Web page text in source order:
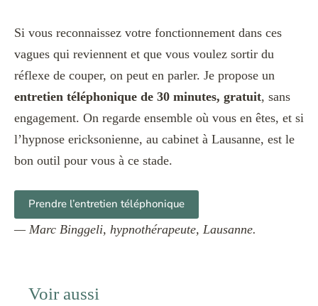
Si vous reconnaissez votre fonctionnement dans ces
vagues qui reviennent et que vous voulez sortir du
réflexe de couper, on peut en parler. Je propose un
entretien téléphonique de 30 minutes, gratuit, sans
engagement. On regarde ensemble où vous en êtes, et si
l’hypnose ericksonienne, au cabinet à Lausanne, est le
bon outil pour vous à ce stade.
Prendre l’entretien téléphonique
— Marc Binggeli, hypnothérapeute, Lausanne.
Voir aussi